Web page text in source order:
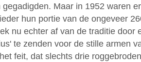
Maar in 1952 waren
hun portie van de ongeveer
nu echter af van de traditie door
te zenden voor de stille armen
feit, dat slechts drie